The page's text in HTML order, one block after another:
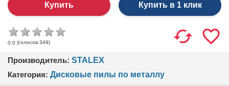
Купить в 1 клик
0.0 (голосов 349)
Производитель: STALEX
Категория: Дисковые пилы по металлу